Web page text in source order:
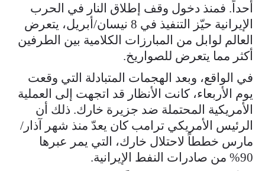
أحداً. فمنذ دخول وقف إطلاق النار في الحرب
الإيرانية حيّز التنفيذ في 8 نيسان/أبريل، يتعرض
العالم لوابل من المبارزات الكلامية بين الطرفين
أكثر مما يتعرض للصواريخ.
في الواقع، وبعد الهجمات المتبادلة التي وقعت
يوم الأربعاء، كانت الأنظار قد اتجهت إلى العملية
الأمريكية المحتملة ضد جزيرة خارك. ذلك أن
الرئيس الأمريكي ترامب كان يعدّ منذ شهر آذار/
مارس خططاً لاحتلال خارك، التي يمر عبرها
90% من صادرات النفط الإيرانية.